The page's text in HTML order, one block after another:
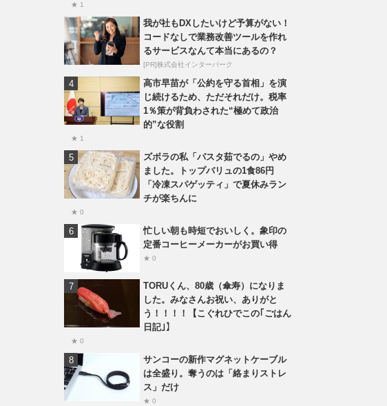
★ 1
我が社もDXしたいけど予算がない！
コードなしで業務改善ツールを作れ
るサービスなんて本当にあるの？
[PR]株式会社インターパーク
高市早苗が「公約を守る首相」を演
じ続けるため、ただそれだけ。税率
1％策が背負わされた“極めて政治
的”な役割
★ 1
ズボラの私「パスタ茹でるの」やめ
ました。トップバリュの1食86円
「冷凍スパゲッティ」で夏休みラン
チが楽ちんに
★ 0
忙しい朝も時短でおいしく。象印の
定番コーヒーメーカーがお買い得
★ 0
TORUくん、80歳（傘寿）になりま
した。みなさんお祝い、ありがと
う！！！！【こぐれひでこの｢ごはん
日記｣】
★ 0
サンコーの新作マグネットケーブル
は全盛り。奪うのは「絡まりストレ
ス」だけ
★ 0